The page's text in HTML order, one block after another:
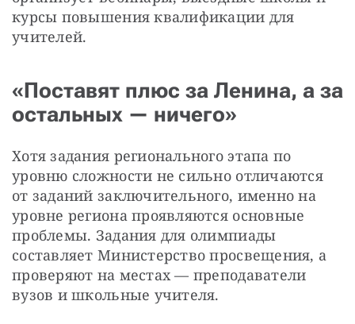
курсы повышения квалификации для
учителей.
«Поставят плюс за Ленина, а за
остальных — ничего»
Хотя задания регионального этапа по
уровню сложности не сильно отличаются
от заданий заключительного, именно на
уровне региона проявляются основные
проблемы. Задания для олимпиады
составляет Министерство просвещения, а
проверяют на местах — преподаватели
вузов и школьные учителя.